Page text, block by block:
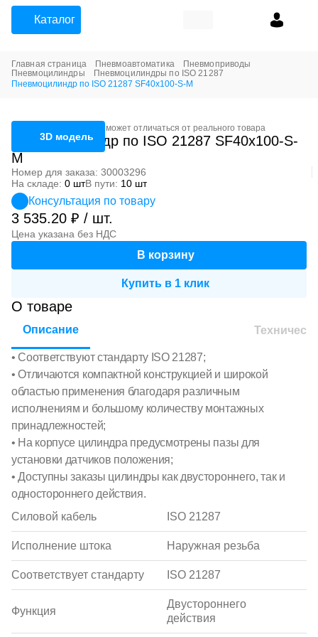
Каталог
Главная страница Пневмоавтоматика
Пневмоприводы
Пневмоцилиндры
Пневмоцилиндры по ISO 21287
Пневмоцилиндр по ISO 21287 SF40x100-S-M
3D модель
Фотография может отличаться от реального товара
Пневмоцилиндр по ISO 21287 SF40x100-S-
M
Номер для заказа: 30003296
На складе: 0 штВ пути: 10 шт
Консультация по товару
3 535.20 ₽ / шт.
Цена указана без НДС
В корзину
Купить в 1 клик
О товаре
Описание
• Соответствуют стандарту ISO 21287;
• Отличаются компактной конструкцией и широкой
областью применения благодаря различным
исполнениям и большому количеству монтажных
принадлежностей;
• На корпусе цилиндра предусмотрены пазы для
установки датчиков положения;
• Доступны заказы цилиндры как двустороннего, так и
одностороннего действия.
Силовой кабель
ISO 21287
Исполнение штока Наружная резьба
Соответствует стандарту ISO 21287
Функция
Двустороннего
действия
Мы используем cookie
Некоторые cookie необходимы для работы
сайта и безопасности. Для аналитики,
персонализации и рекламы нам нужно Ваше
согласие. Подробнее см.Политика
использования файлов cookie
Политика в
Принять Отклонить